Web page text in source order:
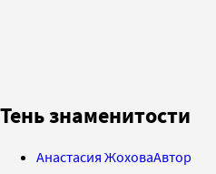
Тень знаменитости
Анастасия ЖоховаАвтор